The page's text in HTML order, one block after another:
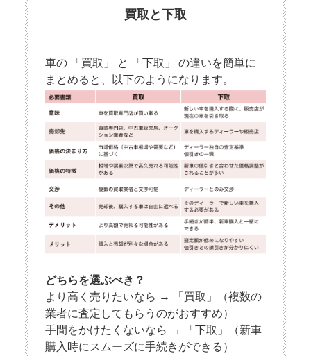
買取と下取
車の 「買取」 と 「下取」 の違いを簡単に
まとめると、以下のようになります。
どちらを選ぶべき？
より高く売りたいなら → 「買取」（複数の
業者に査定してもらうのがおすすめ）
手間をかけたくないなら → 「下取」（新車
購入時にスムーズに手続きができる）